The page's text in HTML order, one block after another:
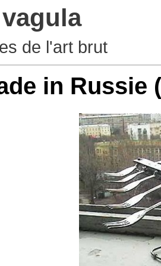
de l'art brut
in Russie